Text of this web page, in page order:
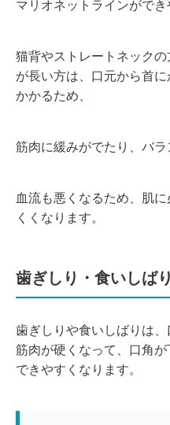
マリオネットラインができ
猫背やストレートネック
が長い方は、口元から首
かかるため、
筋肉に緩みがでたり、バラ
血流も悪くなるため、肌
くくなります。
歯ぎしり・食いしばり
歯ぎしりや食いしばりは
筋肉が硬くなって、口角
できやすくなります。